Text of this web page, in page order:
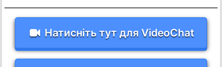
Натисніть тут для VideoChat